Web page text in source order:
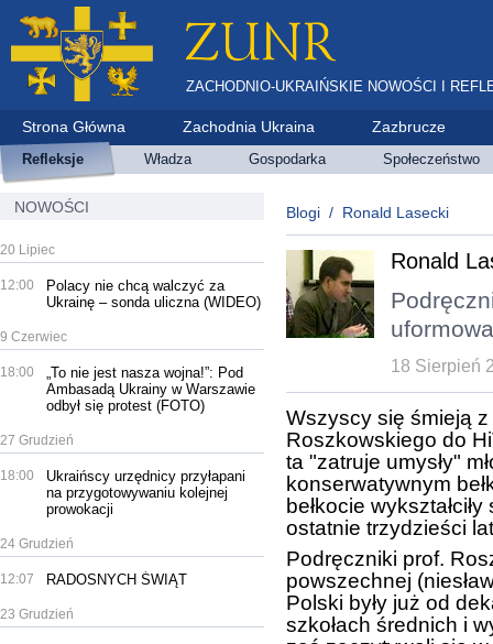
ZACHODNIO-UKRAIŃSKIE NOWOŚCI I
Strona Główna Zachodnia Ukraina Zazbrucze
Refleksje Władza Gospodarka Społeczeństwo
NOWOŚCI
20 Lipiec
12:00
Polacy nie chcą walczyć za
Ukrainę – sonda uliczna (WIDEO)
9 Czerwiec
18:00
„To nie jest nasza wojna!”: Pod
Ambasadą Ukrainy w Warszawie
odbył się protest (FOTO)
27 Grudzień
18:00
Ukraińscy urzędnicy przyłapani
na przygotowywaniu kolejnej
prowokacji
24 Grudzień
12:07 RADOSNYCH ŚWIĄT
23 Grudzień
Blogi / Ronald Lasecki
Ronald
18 Sierpień
Wszyscy się śmieją
Roszkowskiego do
ta "zatruje umysły"
konserwatywnym
bełkocie
ostatnie trzydzieści
Podręczniki prof.
powszechnej
Polski były już od
szkołach średnich i